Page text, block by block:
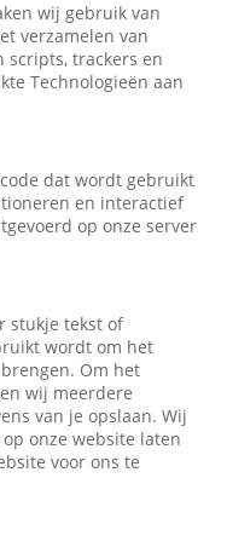
wij gebruik van
verzamelen van
scripts, trackers en
Technologieën aan
dat wordt gebruikt
en interactief
op onze server
stukje tekst of
wordt om het
Om het
wij meerdere
van je opslaan. Wij
onze website laten
voor ons te